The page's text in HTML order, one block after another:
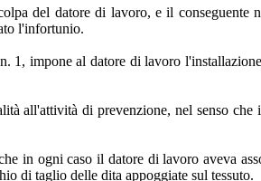
del datore di lavoro, e il conseguente
l'infortunio.
impone al datore di lavoro
all'attività di prevenzione, nel senso che
in ogni caso il datore di lavoro aveva
di taglio delle dita appoggiate sul tessuto.